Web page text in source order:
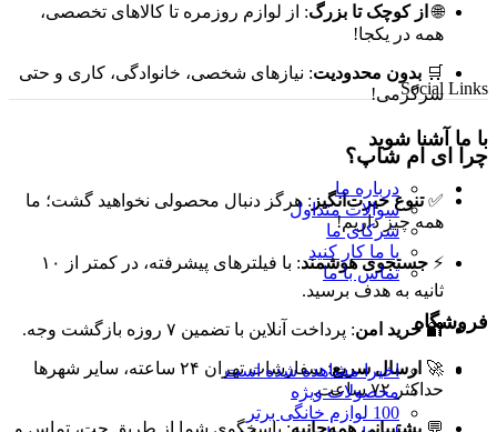
🌐 از کوچک تا بزرگ: از لوازم روزمره تا کالاهای تخصصی،
همه در یکجا!
🛒 بدون محدودیت: نیازهای شخصی، خانوادگی، کاری و حتی
سرگرمی!
چرا ای ام شاپ؟
✅تنوع حیرت‌انگیز: هرگز دنبال محصولی نخواهید گشت؛ ما
همه چیز داریم!
⚡ جستجوی هوشمند
: با فیلترهای پیشرفته، در کمتر از ۱۰
ثانیه به هدف برسید.
🔐خرید امن: پرداخت آنلاین با تضمین ۷ روزه بازگشت وجه.
🚀 ارسال سریع
: سفارشات تهران ۲۴ ساعته، سایر شهرها
حداکثر ۷۲ ساعت.
Social Links
با ما آشنا شوید
درباره ما
سوالات متداول
شرکای ما
با ما کار کنید
تماس با ما
فروشگاه
اخیرا مشاهده شده است
محصولات ویژه
100 لوازم خانگی برتر